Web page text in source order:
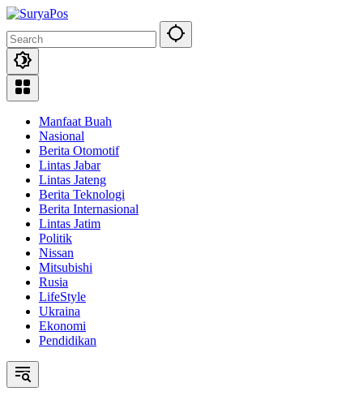
Skip
content
Manfaat Buah
Nasional
Berita Otomotif
Lintas Jabar
Lintas Jateng
Berita Teknologi
Berita Internasional
Lintas Jatim
Politik
Nissan
Mitsubishi
Rusia
LifeStyle
Ukraina
Ekonomi
Pendidikan